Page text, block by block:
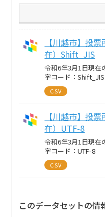
【川越市】投
在）Shift_JIS
令和6年3月1日現在
字コード：Shift_JIS
CSV
【川越市】投
在）UTF-8
令和6年3月1日現在
字コード：UTF-8
CSV
このデータセットの情